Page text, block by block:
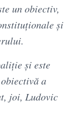
un obiectiv,
şi
şi este
a
joi, Ludovic